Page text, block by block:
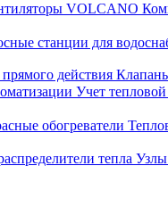
VOLCANO
станции для
действия
Учет
обогреватели
тепла Узлы